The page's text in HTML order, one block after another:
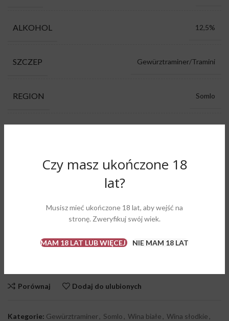
Czy masz ukończone 18
lat?
Musisz mieć ukończone 18 lat, aby wejść na
stronę. Zweryfikuj swój wiek.
MAM 18 LAT LUB WIĘCEJ NIE MAM 18 LAT
ALKOHOL 12,5%
SZCZEP Gewürztraminer/Tramini
REGION Somlo
owoce tropikalne
Porównaj Dodaj do ulubionych
Kategorie: Gewürztraminer, Somlo , Wina białe , Wina słodkie ,